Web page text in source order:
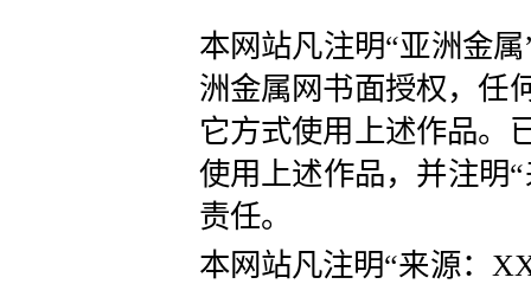
本网站凡注明“亚洲金
洲金属网书面授权，任
它方式使用上述作品。
使用上述作品，并注明
责任。
本网站凡注明“来源：